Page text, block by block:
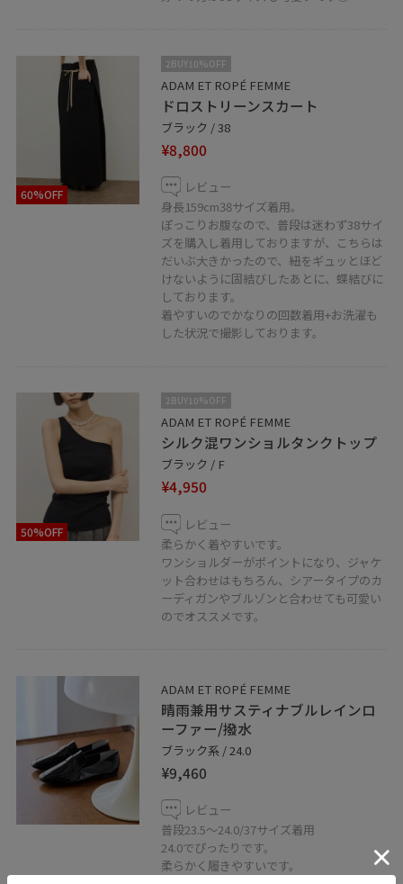
北千住ルミネではWEB決済でご自宅への発送も行ってお
ります。
ルミネカードをご利用のお客様はいつでも5%OFFでご購
入いただけます。
お気軽にお問い合わせくださいませ。
□LINE接客も実施しております！
在庫確認やお悩みなど、LINEで簡単にお問合せいただけ
お気軽にご活用くださいませ。
アダムエロペ北千住ルミネ店 4F
℡ 03-5813-3241
60%OFF
2BUY10%OFF
ADAM ET ROPÉ FEMME
ドロストリーンスカート
ブラック / 38
¥8,800
レビュー
身長159cm38サイズ着用。
ぽっこりお腹なので、普段は迷わず38サイ
ズを購入し着用しておりますが、こちらは
だいぶ大きかったので、紐をギュッとほど
けないように固結びしたあとに、蝶結びに
しております。
着やすいのでかなりの回数着用+お洗濯も
した状況で撮影しております。
50%OFF
2BUY10%OFF
ADAM ET ROPÉ FEMME
シルク混ワンショルタンクトップ
ブラック / F
¥4,950
レビュー
柔らかく着やすいです。
ワンショルダーがポイントになり、ジャケ
ット合わせはもちろん、シアータイプのカ
ーディガンやブルゾンと合わせても可愛い
のでオススメです。
ADAM ET ROPÉ FEMME
晴雨兼用サスティナブルレインロ
ーファー/撥水
ブラック系 / 24.0
¥9,460
レビュー
普段23.5～24.0/37サイズ着用
24.0でぴったりです。
柔らかく履きやすいです。